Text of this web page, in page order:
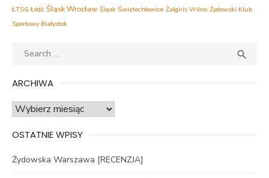
ŁTSG Łódź Śląsk Wrocław Śląsk Świętochłowice Żalgiris Wilno Żydowski Klub
Sportowy Białystok
Search

ARCHIWA
Archiwa
OSTATNIE WPISY
Żydowska Warszawa [RECENZJA]